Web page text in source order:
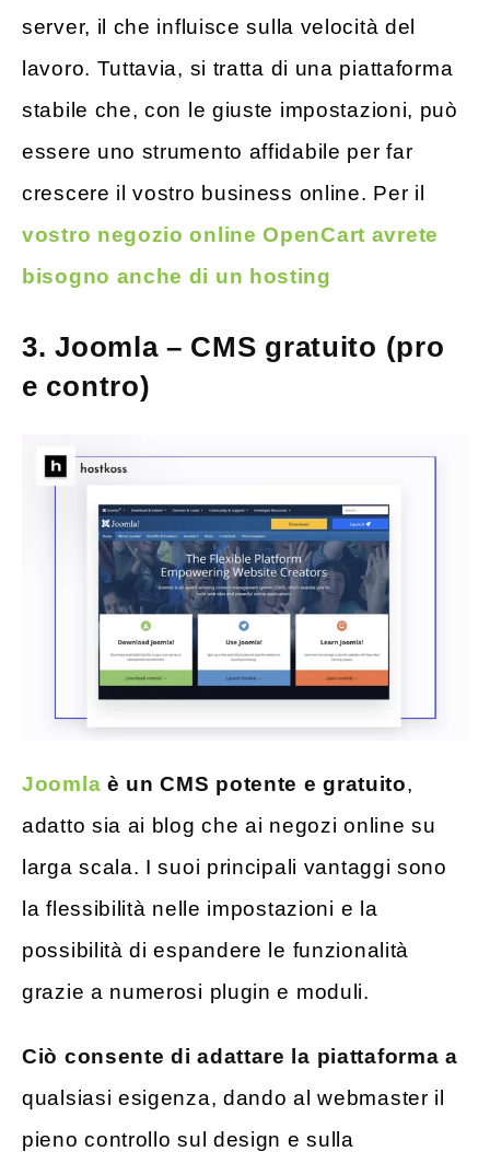
server, il che influisce sulla velocità del
lavoro. Tuttavia, si tratta di una piattaforma
stabile che, con le giuste impostazioni, può
essere uno strumento affidabile per far
crescere il vostro business online. Per il
vostro negozio online OpenCart avrete
bisogno anche di un hosting
3. Joomla – CMS gratuito (pro
e contro)
Joomla è un CMS potente e gratuito,
adatto sia ai blog che ai negozi online su
larga scala. I suoi principali vantaggi sono
la flessibilità nelle impostazioni e la
possibilità di espandere le funzionalità
grazie a numerosi plugin e moduli.
Ciò consente di adattare la piattaforma a
qualsiasi esigenza, dando al webmaster il
pieno controllo sul design e sulla